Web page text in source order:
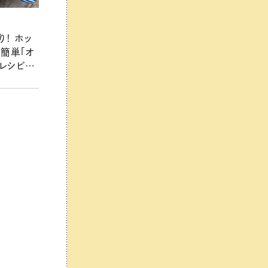
！ ホッ
単「オ
シピ・